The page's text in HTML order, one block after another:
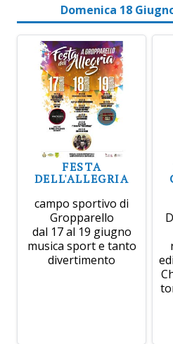
Domenica 18
FESTA
DELL'ALLEGRIA
campo sportivo di
Gropparello
dal 17 al 19 giugno
musica sport e tanto
divertimento